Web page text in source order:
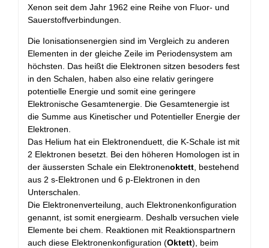
Xenon seit dem Jahr 1962 eine Reihe von Fluor- und
Sauerstoffverbindungen.
Die Ionisationsenergien sind im Vergleich zu anderen
Elementen in der gleiche Zeile im Periodensystem am
höchsten. Das heißt die Elektronen sitzen besoders fest
in den Schalen, haben also eine relativ geringere
potentielle Energie und somit eine geringere
Elektronische Gesamtenergie. Die Gesamtenergie ist
die Summe aus Kinetischer und Potentieller Energie der
Elektronen.
Das Helium hat ein Elektronenduett, die K-Schale ist mit
2 Elektronen besetzt. Bei den höheren Homologen ist in
der äussersten Schale ein Elektronenoktett , bestehend
aus 2 s-Elektronen und 6 p-Elektronen in den
Unterschalen.
Die Elektronenverteilung, auch Elektronenkonfiguration
genannt, ist somit energiearm. Deshalb versuchen viele
Elemente bei chem. Reaktionen mit Reaktionspartnern
auch diese Elektronenkonfiguration (Oktett), beim